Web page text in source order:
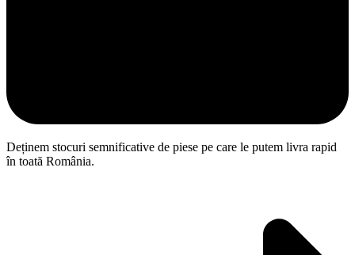
Deținem stocuri semnificative de piese pe care le putem livra rapid
în toată România.